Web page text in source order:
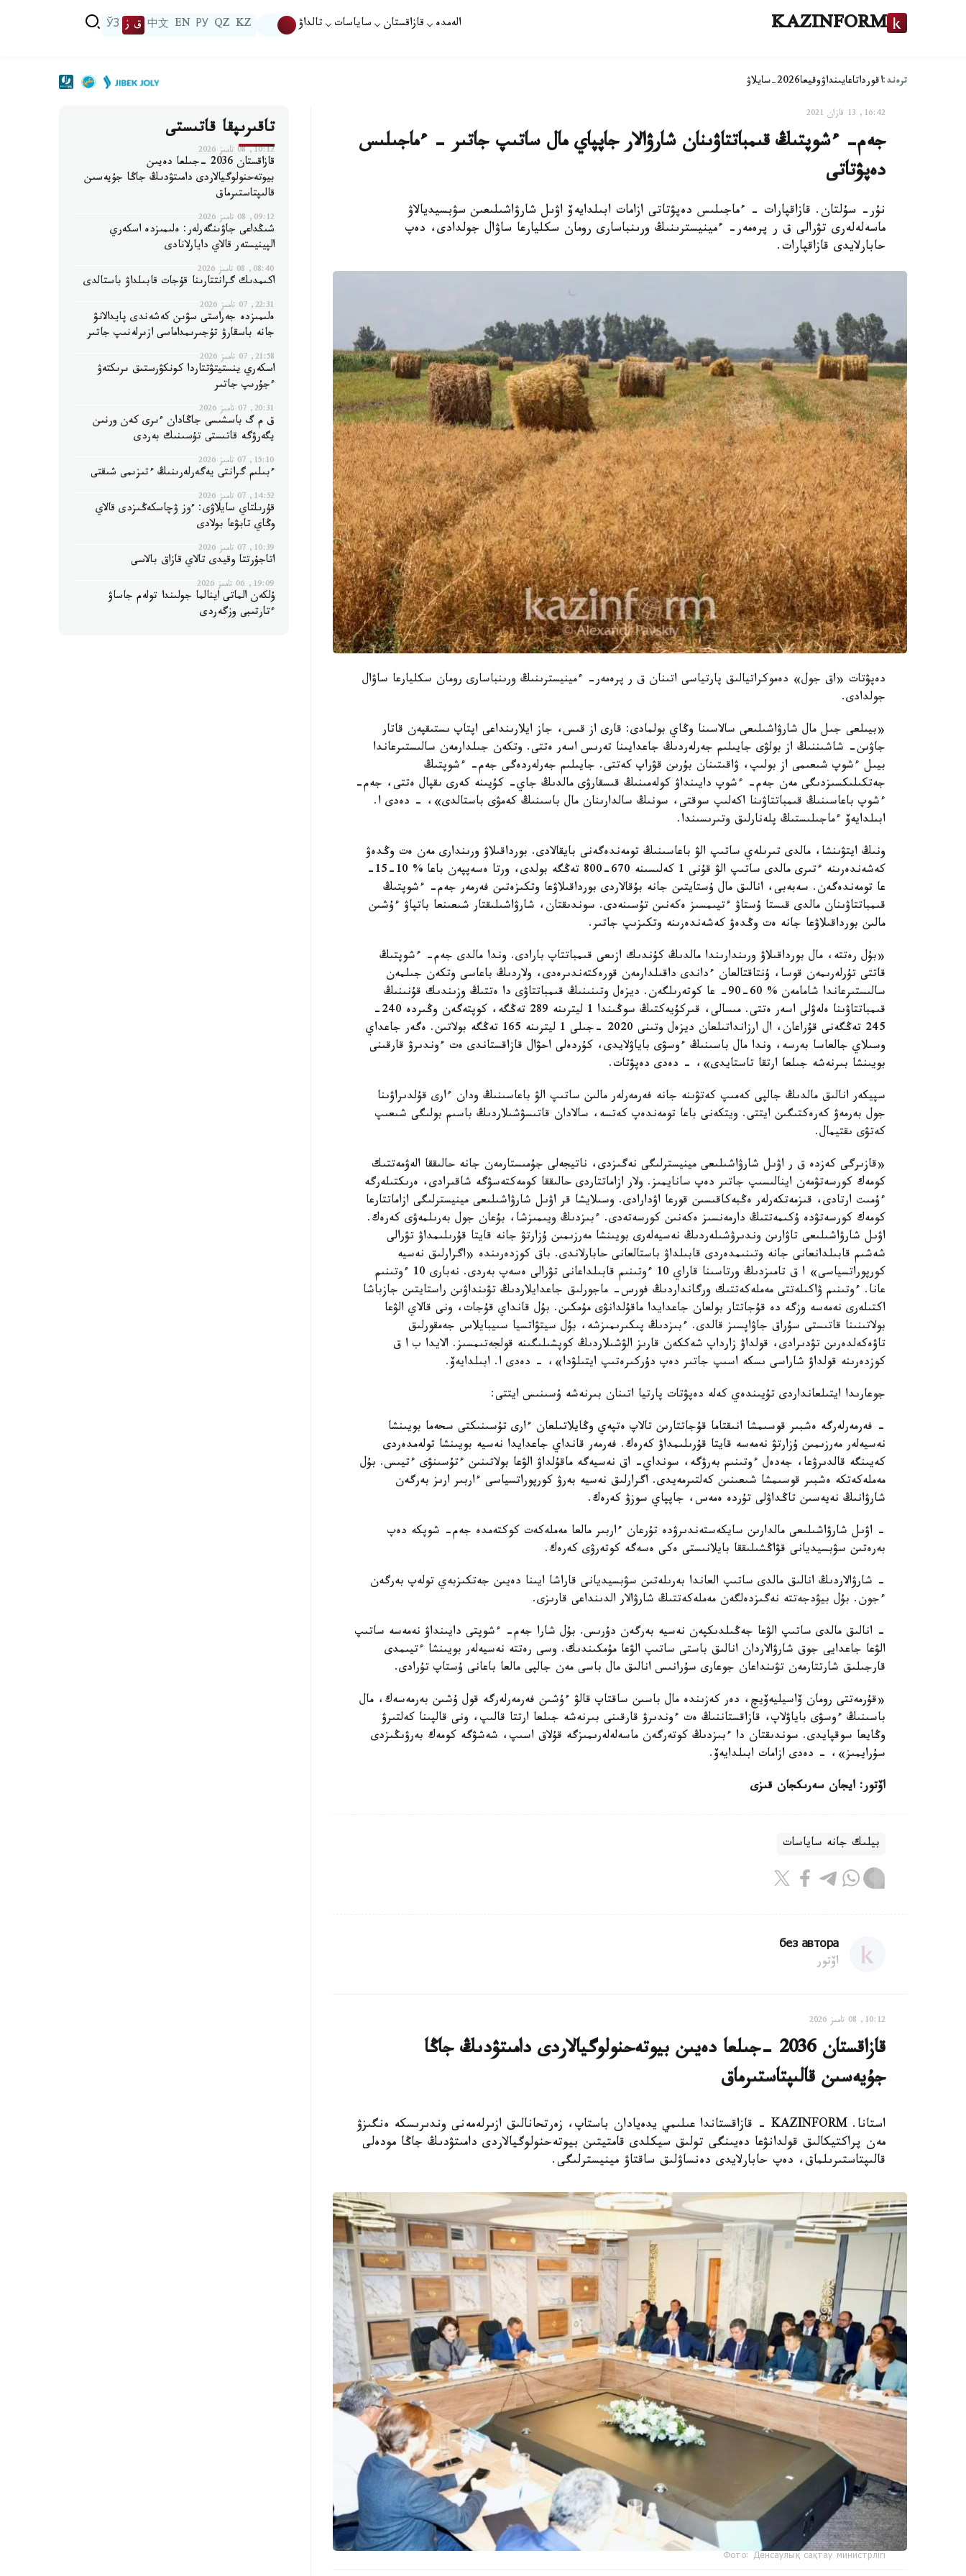
KAZINFORM الەمدە قازاقستان ساياسات تالداۋ KZ
QZ
РУ
EN
中文 ق ز ЎЗ
ترەند:اقورداتاعايىنداۋوقيعا2026-سايلاۋ
16:42, 13 قازان 2021
جەم- ءشوپتىڭ قىمباتتاۋىنان شارۋالار جاپپاي مال ساتىپ جاتىر - ءماجىلىس
دەپۋتاتى
نۇر- سۇلتان. قازاقپارات - ءماجىلىس دەپۋتاتى ازامات ابىلدايەۆ اۋىل شارۋاشىلىعىن سۋبسيديالاۋ
ماسەلەلەرى تۋرالى ق ر پرەمەر- ءمينيسترىنىڭ ورىنباسارى رومان سكليارعا ساۋال جولدادى، دەپ
حابارلايدى قازاقپارات.
دەپۋتات «اق جول» دەموكراتيالىق پارتياسى اتىنان ق ر پرەمەر- ءمينيسترىنىڭ ورىنباسارى رومان سكليارعا ساۋال
جولدادى.
«بيىلعى جىل مال شارۋاشىلىعى سالاسىنا وڭاي بولمادى: قارى از قىس، جاز ايلارىنداعى اپتاپ ىستىقپەن قاتار
جاۋىن- شاشىننىڭ از بولۋى جايىلىم جەرلەردىڭ جاعدايىنا تەرىس اسەر ەتتى. وتكەن جىلدارمەن سالىستىرعاندا
بيىل ءشوپ شىعىمى از بولىپ، ۋاقىتىنان بۇرىن قۋراپ كەتتى. جايىلىم جەرلەردەگى جەم- ءشوپتىڭ
جەتكىلىكسىزدىگى مەن جەم- ءشوپ دايىنداۋ كولەمىنىڭ قىسقارۋى مالدىڭ جاي- كۇيىنە كەرى ىقپال ەتتى، جەم-
ءشوپ باعاسىنىڭ قىمباتتاۋىنا اكەلىپ سوقتى، سونىڭ سالدارىنان مال باسىنىڭ كەمۋى باستالدى»، - دەدى ا.
ابىلدايەۆ ءماجىلىستىڭ پلەنارلىق وتىرىسىندا.
ونىڭ ايتۋىنشا، مالدى تىرىلەي ساتىپ الۋ باعاسىنىڭ تومەندەگەنى بايقالادى. بورداقىلاۋ ورىندارى مەن ەت وڭدەۋ
كەشەندەرىنە ءتىرى مالدى ساتىپ الۋ قۇنى 1 كەلىسىنە 670-800 تەڭگە بولدى، ورتا ەسەپپەن باعا % 10-15-
عا تومەندەگەن. سەبەبى، انالىق مال ۇستايتىن جانە بۇقالاردى بورداقىلاۋعا وتكىزەتىن فەرمەر جەم- ءشوپتىڭ
قىمباتتاۋىنان مالدى قىستا ۇستاۋ ءتيىمسىز ەكەنىن تۇسىنەدى. سوندىقتان، شارۋاشىلىقتار شىعىنعا باتپاۋ ءۇشىن
مالىن بورداقىلاۋعا جانە ەت وڭدەۋ كەشەندەرىنە وتكىزىپ جاتىر.
«بۇل رەتتە، مال بورداقىلاۋ ورىندارىندا مالدىڭ كۇندىك ازىعى قىمباتتاپ بارادى. وندا مالدى جەم- ءشوپتىڭ
قاتتى تۇرلەرىمەن قوسا، ۇنتاقتالعان ءداندى داقىلدارمەن قورەكتەندىرەدى، ولاردىڭ باعاسى وتكەن جىلمەن
سالىستىرعاندا شامامەن % 60-90- عا كوتەرىلگەن. ديزەل وتىنىنىڭ قىمباتتاۋى دا ەتتىڭ وزىندىك قۇنىنىڭ
قىمباتتاۋىنا ەلەۋلى اسەر ەتتى. مىسالى، قىركۇيەكتىڭ سوڭىندا 1 ليترىنە 289 تەڭگە، كوپتەگەن وڭىردە 240-
245 تەڭگەنى قۇراعان، ال ارزانداتىلعان ديزەل وتىنى 2020 -جىلى 1 ليترىنە 165 تەڭگە بولاتىن. ەگەر جاعداي
وسىلاي جالعاسا بەرسە، وندا مال باسىنىڭ ءوسۋى باياۋلايدى، كۇردەلى احۋال قازاقستاندى ەت ءوندىرۋ قارقىنى
بويىنشا بىرنەشە جىلعا ارتقا تاستايدى»، - دەدى دەپۋتات.
سپيكەر انالىق مالدىڭ جالپى كەمىپ كەتۋىنە جانە فەرمەرلەر مالىن ساتىپ الۋ باعاسىنىڭ ودان ءارى قۇلدىراۋىنا
جول بەرمەۋ كەرەكتىگىن ايتتى. ويتكەنى باعا تومەندەپ كەتسە، سالادان قاتىسۋشىلاردىڭ باسىم بولىگى شىعىپ
كەتۋى ىقتيمال.
«قازىرگى كەزدە ق ر اۋىل شارۋاشىلىعى مينيسترلىگى نەگىزدى، ناتيجەلى جۇمىستارمەن جانە حالىققا الەۋمەتتىك
كومەك كورسەتۋمەن اينالىسىپ جاتىر دەپ سانايمىز. ولار ازاماتتاردى حالىققا كومەكتەسۋگە شاقىرادى، ەرىكتىلەرگە
ءۇمىت ارتادى، قىزمەتكەرلەر ەڭبەكاقىسىن قورعا اۋدارادى. وسىلايشا قر اۋىل شارۋاشىلىعى مينيسترلىگى ازاماتتارعا
كومەك كورسەتۋدە ۇكىمەتتىڭ دارمەنسىز ەكەنىن كورسەتەدى. ءبىزدىڭ ويىمىزشا، بۇعان جول بەرىلمەۋى كەرەك.
اۋىل شارۋاشىلىعى تاۋارىن وندىرۋشىلەردىڭ نەسيەلەرى بويىنشا مەرزىمىن ۇزارتۋ جانە قايتا قۇرىلىمداۋ تۋرالى
شەشىم قابىلدانعانى جانە وتىنىمدەردى قابىلداۋ باستالعانى حابارلاندى. باق كوزدەرىندە «اگرارلىق نەسيە
كورپوراتسياسى» ا ق تامىزدىڭ ورتاسىنا قاراي 10 ءوتىنىم قابىلداعانى تۋرالى ەسەپ بەردى. نەبارى 10 ءوتىنىم
عانا. ءوتىنىم ۋاكىلەتتى مەملەكەتتىك ورگانداردىڭ فورس- ماجورلىق جاعدايلاردىڭ تۋىنداۋىن راستايتىن جازباشا
اكتىلەرى نەمەسە وزگە دە قۇجاتتار بولعان جاعدايدا ماقۇلدانۋى مۇمكىن. بۇل قانداي قۇجات، ونى قالاي الۋعا
بولاتىنىنا قاتىستى سۇراق جاۋاپسىز قالدى. ءبىزدىڭ پىكىرىمىزشە، بۇل سيتۋاتسيا سىيبايلاس جەمقورلىق
تاۋەكەلدەرىن تۋدىرادى، قولداۋ زارداپ شەككەن قارىز الۋشىلاردىڭ كوپشىلىگىنە قولجەتىمسىز. الايدا ب ا ق
كوزدەرىنە قولداۋ شاراسى ىسكە اسىپ جاتىر دەپ دۇركىرەتىپ ايتىلۋدا»، - دەدى ا. ابىلدايەۆ.
جوعارىدا ايتىلعانداردى تۇيىندەي كەلە دەپۋتات پارتيا اتىنان بىرنەشە ۇسىنىس ايتتى:
- فەرمەرلەرگە ەشبىر قوسىمشا انىقتاما قۇجاتتارىن تالاپ ەتپەي وڭايلاتىلعان ءارى تۇسىنىكتى سحەما بويىنشا
نەسيەلەر مەرزىمىن ۇزارتۋ نەمەسە قايتا قۇرىلىمداۋ كەرەك. فەرمەر قانداي جاعدايدا نەسيە بويىنشا تولەمدەردى
كەيىنگە قالدىرۋعا، جەدەل ءوتىنىم بەرۋگە، سونداي- اق نەسيەگە ماقۇلداۋ الۋعا بولاتىنىن ءتۇسىنۋى ءتيىس. بۇل
مەملەكەتكە ەشبىر قوسىمشا شىعىنىن كەلتىرمەيدى. اگرارلىق نەسيە بەرۋ كورپوراتسياسى ءاربىر ارىز بەرگەن
شارۋانىڭ نەيەسىن تاڭداۋلى تۇردە ەمەس، جاپپاي سوزۋ كەرەك.
- اۋىل شارۋاشىلىعى مالدارىن سايكەستەندىرۋدە تۇرعان ءاربىر مالعا مەملەكەت كوكتەمدە جەم- شوپكە دەپ
بەرەتىن سۋبسيديانى قۋاڭشىلىققا بايلانىستى ەكى ەسەگە كوتەرۋى كەرەك.
- شارۋالاردىڭ انالىق مالدى ساتىپ العاندا بەرىلەتىن سۋبسيديانى قاراشا ايىنا دەيىن جەتكىزبەي تولەپ بەرگەن
ءجون. بۇل بيۋدجەتتە نەگىزدەلگەن مەملەكەتتىڭ شارۋالار الدىنداعى قارىزى.
- انالىق مالدى ساتىپ الۋعا جەڭىلدىكپەن نەسيە بەرگەن دۇرىس. بۇل شارا جەم- ءشوپتى دايىنداۋ نەمەسە ساتىپ
الۋعا جاعدايى جوق شارۋالاردان انالىق باستى ساتىپ الۋعا مۇمكىندىك. وسى رەتتە نەسيەلەر بويىنشا ءتيىمدى
قارجىلىق شارتتارمەن تۋىنداعان جوعارى سۇرانىس انالىق مال باسى مەن جالپى مالعا باعانى ۇستاپ تۇرادى.
«قۇرمەتتى رومان ۆاسيليەۆيچ، دەر كەزىندە مال باسىن ساقتاپ قالۋ ءۇشىن فەرمەرلەرگە قول ۇشىن بەرمەسەك، مال
باسىنىڭ ءوسۋى باياۋلاپ، قازاقستاننىڭ ەت ءوندىرۋ قارقىنى بىرنەشە جىلعا ارتتا قالىپ، ونى قالپىنا كەلتىرۋ
وڭايعا سوقپايدى. سوندىقتان دا ءبىزدىڭ كوتەرگەن ماسەلەلەرىمىزگە قۇلاق اسىپ، شەشۋگە كومەك بەرۋىڭىزدى
سۇرايمىز»، - دەدى ازامات ابىلدايەۆ.
اۆتور: ايجان سەرىكجان قىزى
بيلىك جانە ساياسات
без автора
اۆتور
10:12, 08 تامىز 2026
قازاقستان 2036 -جىلعا دەيىن بيوتەحنولوگيالاردى دامىتۋدىڭ جاڭا
جۇيەسىن قالىپتاستىرماق
استانا. KAZINFORM - قازاقستاندا عىلىمي يدەيادان باستاپ، زەرتحانالىق ازىرلەمەنى وندىرىسكە ەنگىزۋ
مەن پراكتيكالىق قولدانۋعا دەيىنگى تولىق سيكلدى قامتيتىن بيوتەحنولوگيالاردى دامىتۋدىڭ جاڭا مودەلى
قالىپتاستىرىلماق، دەپ حابارلايدى دەنساۋلىق ساقتاۋ مينيسترلىگى.
Фото: Денсаулық сақтау министрлігі
تاقىرىپقا قاتىستى
10:12, 08 تامىز 2026
قازاقستان 2036 -جىلعا دەيىن
بيوتەحنولوگيالاردى دامىتۋدىڭ جاڭا جۇيەسىن
قالىپتاستىرماق
09:12, 08 تامىز 2026
شىڭداعى جاۋىنگەرلەر: ەلىمىزدە اسكەري
الپينيستەر قالاي دايارلانادى
08:40, 08 تامىز 2026
اكىمدىك گرانتتارىنا قۇجات قابىلداۋ باستالدى
22:31, 07 تامىز 2026
ەلىمىزدە جەراستى سۋىن كەشەندى پايدالانۋ
جانە باسقارۋ تۇجىرىمداماسى ازىرلەنىپ جاتىر
21:58, 07 تامىز 2026
اسكەري ينستيتۋتتاردا كونكۋرستىق ىرىكتەۋ
ءجۇرىپ جاتىر
20:31, 07 تامىز 2026
ق م گ باسشىسى جاڭادان ءىرى كەن ورنىن
يگەرۋگە قاتىستى تۇسىنىك بەردى
15:10, 07 تامىز 2026
ءبىلىم گرانتى يەگەرلەرىنىڭ ءتىزىمى شىقتى
14:52, 07 تامىز 2026
قۇرىلتاي سايلاۋى: ءوز ۋچاسكەڭىزدى قالاي
وڭاي تابۋعا بولادى
10:39, 07 تامىز 2026
اتاجۇرتتا وقيدى تالاي قازاق بالاسى
19:09, 06 تامىز 2026
ۇلكەن الماتى اينالما جولىندا تولەم جاساۋ
ءتارتىبى وزگەردى